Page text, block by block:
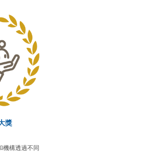
獎
機構透過不同